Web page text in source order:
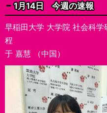
1月14日 今週の速報
早稲田大学 大学院 社会科
程
于 嘉慧 （中国）